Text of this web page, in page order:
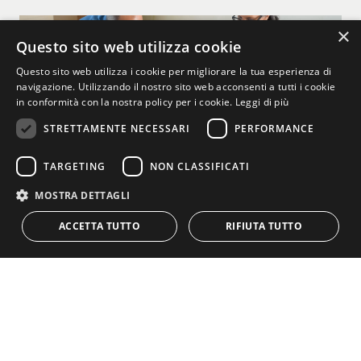
Campi Salentina (Lecce)
Tel.+39 0832 793971
skia@fratellischiavone.com
×
Questo sito web utilizza cookie
Questo sito web utilizza i cookie per migliorare la tua esperienza di
navigazione. Utilizzando il nostro sito web acconsenti a tutti i cookie
in conformità con la nostra policy per i cookie. Leggi di più
STRETTAMENTE NECESSARI
PERFORMANCE
TARGETING NON CLASSIFICATI
MOSTRA DETTAGLI
ACCETTA TUTTO RIFIUTA TUTTO